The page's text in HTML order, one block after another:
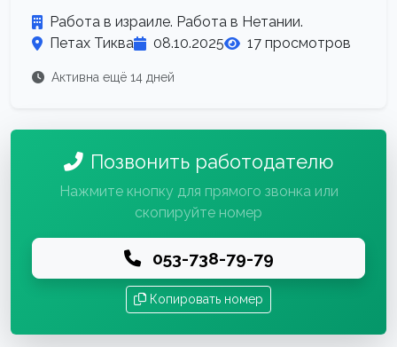
Работа в израиле. Работа в Нетании.
Петах Тиква
08.10.2025 17 просмотров
Активна ещё 14 дней
Позвонить работодателю
Нажмите кнопку для прямого звонка или
скопируйте номер
053-738-79-79
Копировать номер